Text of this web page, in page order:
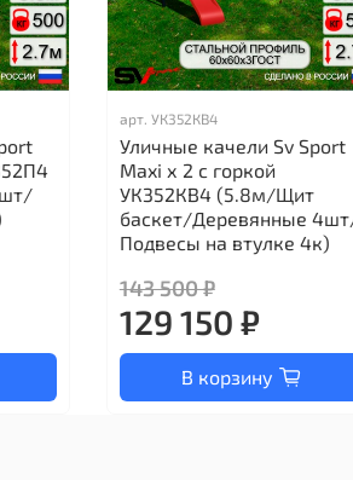
арт. УК352КВ4
Уличные качели Sv Sport
Maxi х 2 с горкой
УК352КВ4 (5.8м/Щит
баскет/Деревянные
Подвесы на втулке 4к)
143 500 ₽
129 150 ₽
В корзину